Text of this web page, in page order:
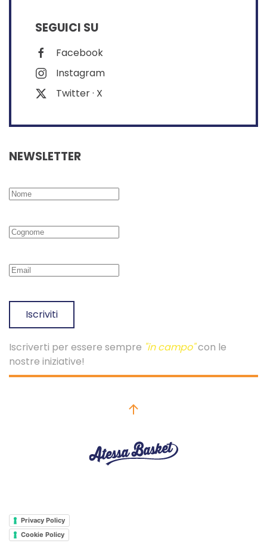
SEGUICI SU
Facebook
Instagram
Twitter · X
NEWSLETTER
Iscriviti
Iscriverti per essere sempre "in campo"con le
nostre iniziative!
Privacy Policy
Cookie Policy